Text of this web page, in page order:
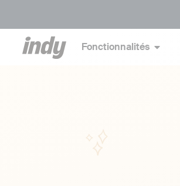
Fonctionnalités